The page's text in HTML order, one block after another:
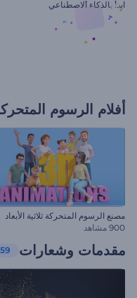
ابدأ بالذكاء الاصطناعي
أفلام الرسوم
مصنع الرسوم المتحركة ثلاثية الأبعاد
900 مشاهد
مقدمات وشعارات